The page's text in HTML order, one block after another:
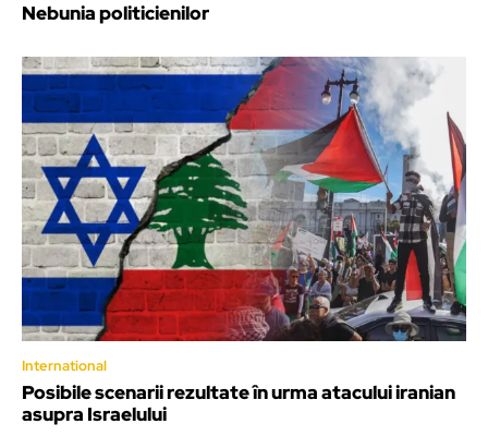
Nebunia politicienilor
International
Posibile scenarii rezultate în urma atacului iranian
asupra Israelului